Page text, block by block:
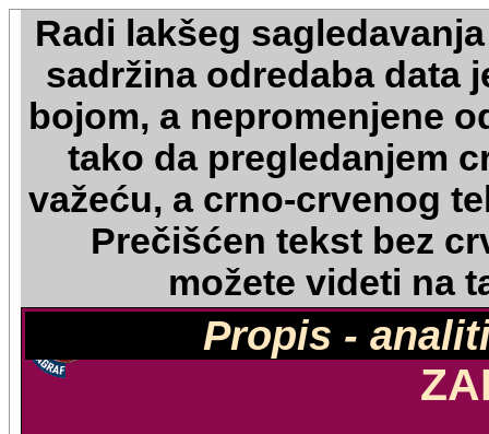
Radi lakšeg
sadržina odredaba data
bojom, a nepromenjene
tako da pregledanjem
važeću, a crno-crvenog
Prečišćen tekst bez
možete videti na
Propis -